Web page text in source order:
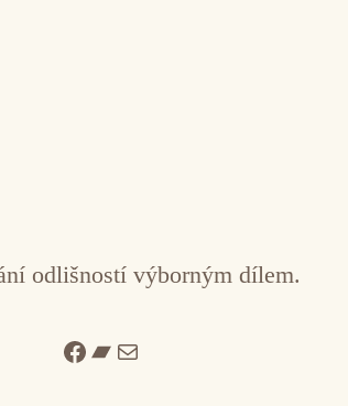
odlišností výborným dílem.
Facebook
Bandcamp
Mail